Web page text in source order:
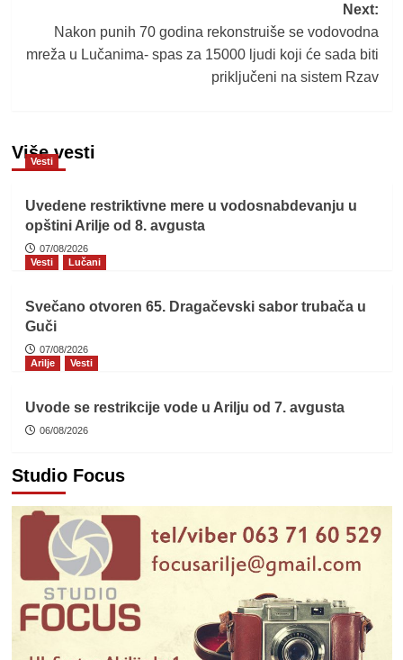
Next:
Nakon punih 70 godina rekonstruiše se vodovodna
mreža u Lučanima- spas za 15000 ljudi koji će sada biti
priključeni na sistem Rzav
Više vesti
Vesti
Uvedene restriktivne mere u vodosnabdevanju u
opštini Arilje od 8. avgusta
07/08/2026
Vesti
Lučani
Svečano otvoren 65. Dragačevski sabor trubača u
Guči
07/08/2026
Arilje
Vesti
Uvode se restrikcije vode u Arilju od 7. avgusta
06/08/2026
Studio Focus